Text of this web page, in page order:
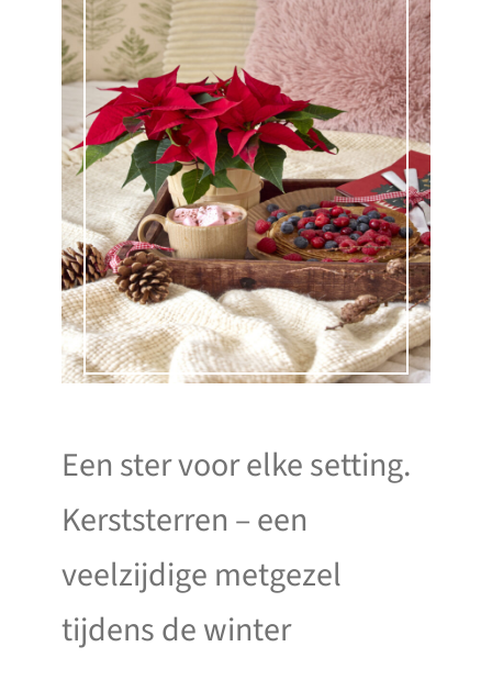
Een ster voor elke setting.
Kerststerren – een
veelzijdige metgezel
tijdens de winter